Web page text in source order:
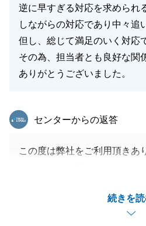
逆に早すぎる対応を求められ
しながらの対応であり中々追
但し、総じて満足のいく対応
その為、担当者とも良好な関
ありがとうございました。
続きを
東急リバブル
センターからの返答
この度は弊社をご利用頂きあ
来、大変嬉しく思います。
境界明示、地目変更、残置物